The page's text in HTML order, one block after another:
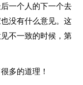
一个人的下一个去
没有什么意见。这
不一致的时候，第
多的道理！